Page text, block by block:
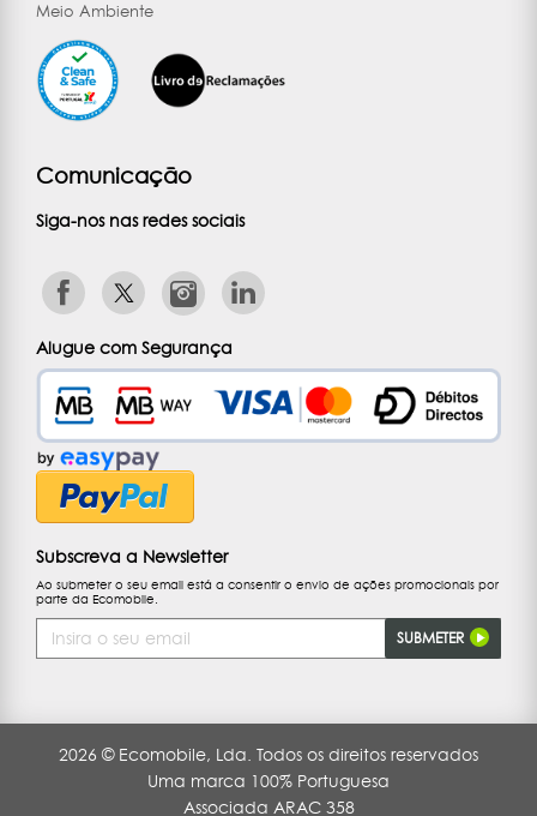
Meio Ambiente
Comunicação
Siga-nos nas redes sociais
Alugue com Segurança
Subscreva a Newsletter
Ao submeter o seu email está a consentir o envio de ações promocionais por
parte da Ecomobile.
de
Email
SUBMETER
2026 © Ecomobile, Lda. Todos os direitos reservados
Uma marca 100% Portuguesa
Associada ARAC 358